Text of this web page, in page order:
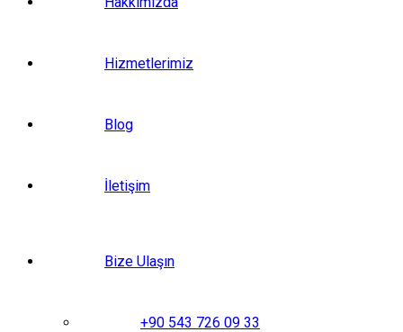
Hizmetlerimiz
Blog
İletişim
Bize Ulaşın
+90 543 726 09 33